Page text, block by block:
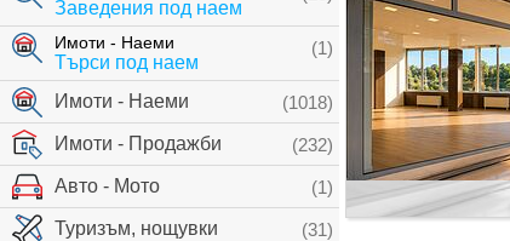
Заведения под наем
(1)
Имоти - Наеми
Търси под наем
(1018)
Имоти - Наеми
(232)
Имоти - Продажби
(1)
Авто - Мото
(31)
Туризъм, нощувки